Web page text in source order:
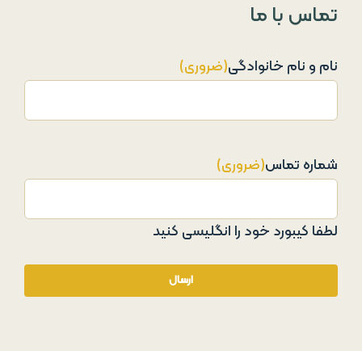
تماس با ما
نام و نام خانوادگی(ضروری)
شماره تماس(ضروری)
لطفا کیبورد خود را انگلیسی کنید